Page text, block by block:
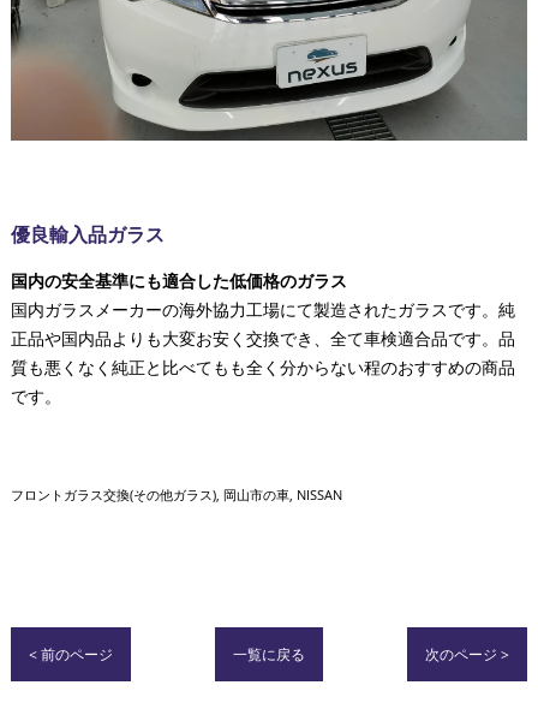
優良輸入品ガラス
国内の安全基準にも適合した低価格のガラス
国内ガラスメーカーの海外協力工場にて製造されたガラスです。純
正品や国内品よりも大変お安く交換でき、全て車検適合品です。品
質も悪くなく純正と比べてもも全く分からない程のおすすめの商品
です。
フロントガラス交換(その他ガラス) 岡山市の車 NISSAN
< 前のページ 一覧に戻る 次のページ >